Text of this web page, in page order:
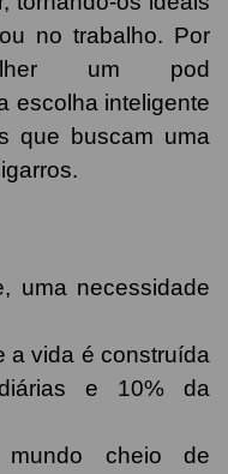
no trabalho. Por
um pod
escolha inteligente
que buscam uma
uma necessidade
a vida é construída
e 10% da
cheio de